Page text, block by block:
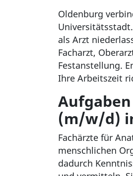
Oldenburg
als Arzt
Facharzt,
Festanstellung.
Ihre Arbeitszeit
(m/w/d)
Fachärzte für
menschlichen
dadurch